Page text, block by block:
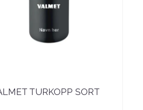
TURKOPP SORT